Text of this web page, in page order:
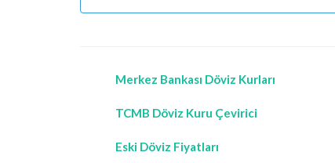
Merkez Bankası Döviz Kurları
TCMB Döviz Kuru Çevirici
Eski Döviz Fiyatları